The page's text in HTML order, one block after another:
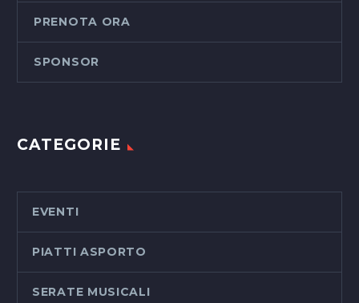
PRENOTA ORA
SPONSOR
CATEGORIE
EVENTI
PIATTI ASPORTO
SERATE MUSICALI